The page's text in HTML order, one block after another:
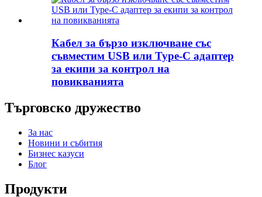
Кабел за бързо изключване със
съвместим USB или Type-C адаптер
за екипи за контрол на
повикванията
Търговско дружество
За нас
Новини и събития
Бизнес казуси
Блог
Продукти